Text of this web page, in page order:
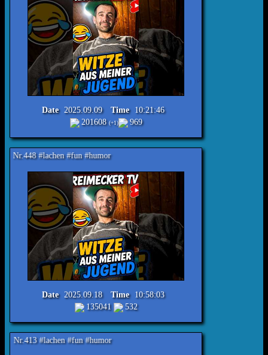
Date 2025.09.09 Time 10:21:46
201608(+1) 969
#fun #humor
Date 2025.09.18 Time 10:58:03
135041
532
#fun #humor